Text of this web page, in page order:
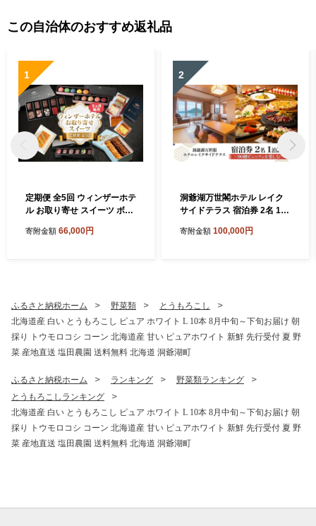
この自治体のおすすめ返礼品
1
定期便 全5回 ウィンザーホテ
ル お取り寄せ スイーツ ボン
ンド ケーキ クッキー缶 おや
寄附金額 66,000円
2
洞爺湖万世閣ホテル レイク
サイドテラス 宿泊券 2名 1泊
プラン 和洋室 温泉 プレミア
寄附金額 100,000円
ふるさと納税ホーム 野菜類
とうもろこし
北海道産 白い とうもろこし ピュア ホワイト L 10本 8月中旬～下旬お届け 朝
採り トウモロコシ コーン 北海道産 甘い ピュアホワイト 新鮮 先行受付 夏 野
菜 産地直送 塩田農園 送料無料 北海道 洞爺湖町
ふるさと納税ホーム ランキング
野菜類ランキング
とうもろこしランキング
北海道産 白い とうもろこし ピュア ホワイト L 10本 8月中旬～下旬お届け 朝
採り トウモロコシ コーン 北海道産 甘い ピュアホワイト 新鮮 先行受付 夏 野
菜 産地直送 塩田農園 送料無料 北海道 洞爺湖町